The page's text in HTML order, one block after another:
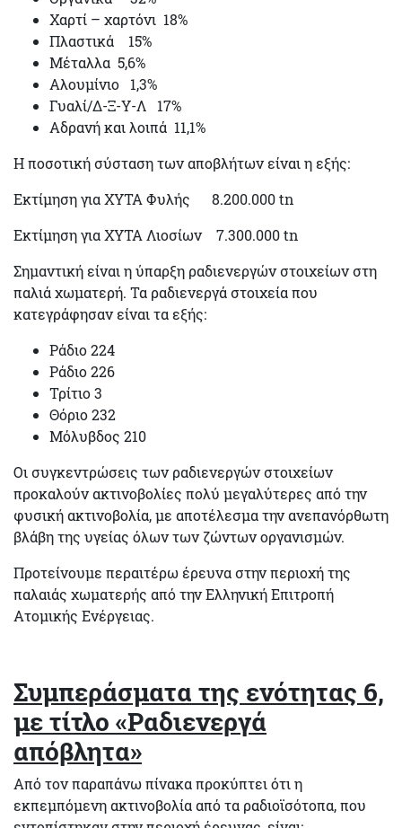
Χαρτί – χαρτόνι 18%
Πλαστικά 15%
Μέταλλα 5,6%
Αλουμίνιο 1,3%
Γυαλί/Δ-Ξ-Υ-Λ 17%
Αδρανή και λοιπά 11,1%
Η ποσοτική σύσταση των αποβλήτων είναι η εξής:
Εκτίμηση για ΧΥΤΑ Φυλής 8.200.000 tn
Εκτίμηση για ΧΥΤΑ Λιοσίων 7.300.000 tn
Σημαντική είναι η ύπαρξη ραδιενεργών στοιχείων στη
παλιά χωματερή. Τα ραδιενεργά στοιχεία που
κατεγράφησαν είναι τα εξής:
Ράδιο 224
Ράδιο 226
Τρίτιο 3
Θόριο 232
Μόλυβδος 210
Οι συγκεντρώσεις των ραδιενεργών στοιχείων
προκαλούν ακτινοβολίες πολύ μεγαλύτερες από την
φυσική ακτινοβολία, με αποτέλεσμα την ανεπανόρθωτη
βλάβη της υγείας όλων των ζώντων οργανισμών.
Προτείνουμε περαιτέρω έρευνα στην περιοχή της
παλαιάς χωματερής από την Ελληνική Επιτροπή
Ατομικής Ενέργειας.
Συμπεράσματα της ενότητας 6,
με τίτλο «Ραδιενεργά
απόβλητα»
Από τον παραπάνω πίνακα προκύπτει ότι η
εκπεμπόμενη ακτινοβολία από τα ραδιοϊσότοπα, που